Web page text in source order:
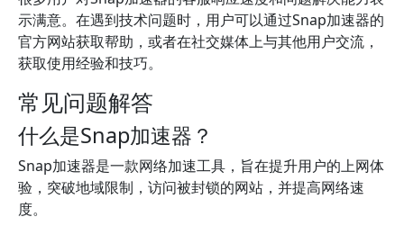
示满意。在遇到技术问题时，用户可以通过Snap加速器的
官方网站获取帮助，或者在社交媒体上与其他用户交流，
获取使用经验和技巧。
常见问题解答
什么是Snap加速器？
Snap加速器是一款网络加速工具，旨在提升用户的上网体
验，突破地域限制，访问被封锁的网站，并提高网络速
度。